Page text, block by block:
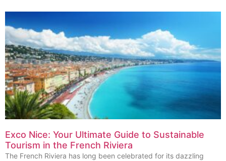
Exco Nice: Your Ultimate Guide to Sustainable
Tourism in the French Riviera
The French Riviera has long been celebrated for its dazzling